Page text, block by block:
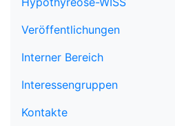
Veröffentlichungen
Interner Bereich
Interessengruppen
Kontakte